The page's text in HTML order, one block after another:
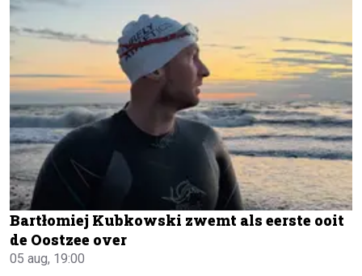
Bartłomiej Kubkowski zwemt als eerste ooit
de Oostzee over
05 aug, 19:00